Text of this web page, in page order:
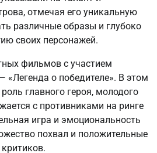
отмечая его уникальную
различные образы и глубоко
своих персонажей.
фильмов с участием
«Легенда о победителе». В этом
главного героя, молодого
с противниками на ринге
игра и эмоциональность
похвал и положительные